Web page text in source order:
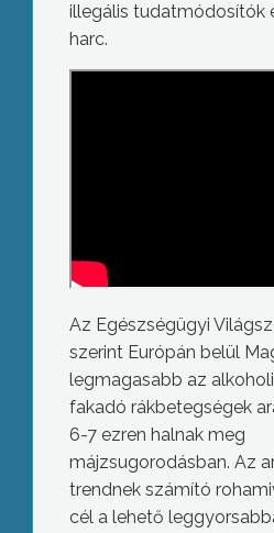
illegális tudatmódosítók
harc.
Az Egészségügyi
szerint Európán belül
legmagasabb az
fakadó rákbetegségek
6-7 ezren halnak meg
májzsugorodásban. Az
trendnek számító
cél a lehető